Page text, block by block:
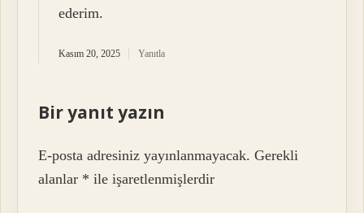
ederim.
Kasım 20, 2025 Yanıtla
Bir yanıt yazın
E-posta adresiniz yayınlanmayacak. Gerekli
alanlar * ile işaretlenmişlerdir